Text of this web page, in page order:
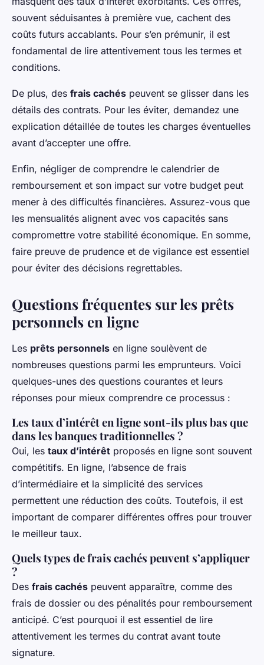
souvent séduisantes à première vue, cachent des
coûts futurs accablants. Pour s’en prémunir, il est
fondamental de lire attentivement tous les termes et
conditions.
De plus, des frais cachés peuvent se glisser dans les
détails des contrats. Pour les éviter, demandez une
explication détaillée de toutes les charges éventuelles
avant d’accepter une offre.
Enfin, négliger de comprendre le calendrier de
remboursement et son impact sur votre budget peut
mener à des difficultés financières. Assurez-vous que
les mensualités alignent avec vos capacités sans
compromettre votre stabilité économique. En somme,
faire preuve de prudence et de vigilance est essentiel
pour éviter des décisions regrettables.
Questions fréquentes sur les prêts
personnels en ligne
Les prêts personnels en ligne soulèvent de
nombreuses questions parmi les emprunteurs. Voici
quelques-unes des questions courantes et leurs
réponses pour mieux comprendre ce processus :
Les taux d’intérêt en ligne sont-ils plus bas que
dans les banques traditionnelles ?
Oui, les taux d’intérêt proposés en ligne sont souvent
compétitifs. En ligne, l’absence de frais
d’intermédiaire et la simplicité des services
permettent une réduction des coûts. Toutefois, il est
important de comparer différentes offres pour trouver
le meilleur taux.
Quels types de frais cachés peuvent s’appliquer
?
Des frais cachés peuvent apparaître, comme des
frais de dossier ou des pénalités pour remboursement
anticipé. C’est pourquoi il est essentiel de lire
attentivement les termes du contrat avant toute
signature.